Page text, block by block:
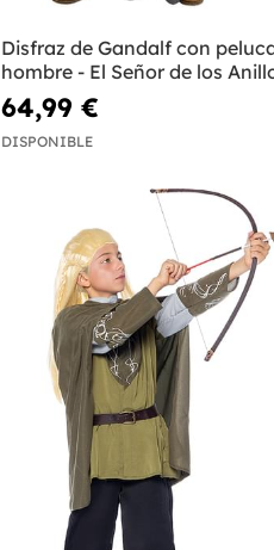
Disfraz de Gandalf con
hombre - El Señor de los
64,99 €
DISPONIBLE